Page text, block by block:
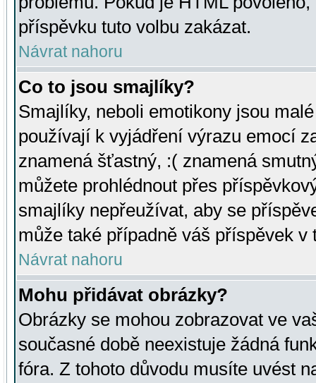
příspěvku tuto volbu zakázat.
Návrat nahoru
Co to jsou smajlíky?
Smajlíky, neboli emotikony jsou
používají k vyjádření výrazu emocí
znamená šťastný, :( znamená
můžete prohlédnout přes
smajlíky nepřeužívat, aby se
může také případně váš příspěvek v
Návrat nahoru
Mohu přidávat obrázky?
Obrázky se mohou zobrazovat ve
současné době neexistuje žádná
fóra. Z tohoto důvodu musíte uvést